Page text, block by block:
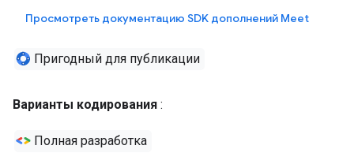
Просмотреть документацию SDK дополнений Meet
Пригодный для публикации
Варианты кодирования :
Полная разработка